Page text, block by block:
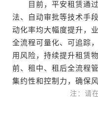
目前，平安租赁通过
法、自动审批等技术手
动化率均大幅度提升，
全流程可量化、可追踪
用风险，持续提升租赁
前、租中、租后全流程
集约性和控制力，确保
注：请